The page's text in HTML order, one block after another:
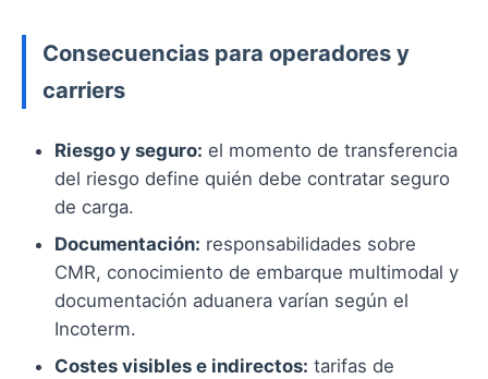
Consecuencias para operadores y
carriers
Riesgo y seguro: el momento de transferencia
del riesgo define quién debe contratar seguro
de carga.
Documentación: responsabilidades sobre
CMR, conocimiento de embarque multimodal y
documentación aduanera varían según el
Incoterm.
Costes visibles e indirectos: tarifas de